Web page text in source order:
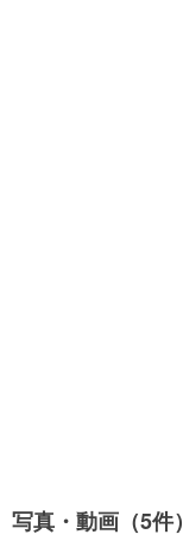
写真・動画（5件）